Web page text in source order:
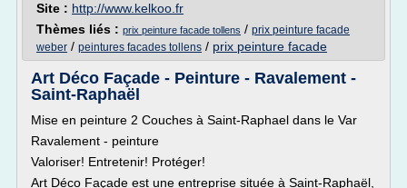
Site : http://www.kelkoo.fr
Thèmes liés : prix peinture facade tollens / prix peinture facade
weber / peintures facades tollens / prix peinture facade
Art Déco Façade - Peinture - Ravalement -
Saint-Raphaël
Mise en peinture 2 Couches à Saint-Raphael dans le Var
Ravalement - peinture
Valoriser! Entretenir! Protéger!
Art Déco Façade est une entreprise située à Saint-Raphaël,